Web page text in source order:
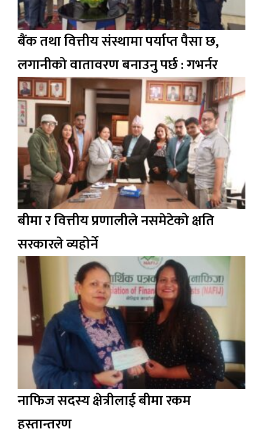
बैंक तथा वित्तीय संस्थामा पर्याप्त पैसा छ,
लगानीको वातावरण बनाउनु पर्छ : गभर्नर
बीमा र वित्तीय प्रणालीले नसमेटेको क्षति
सरकारले व्यहोर्ने
नाफिज सदस्य क्षेत्रीलाई बीमा रकम
हस्तान्तरण